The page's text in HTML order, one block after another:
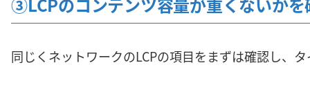
同じくネットワークのLCPの項目をまずは確認し、